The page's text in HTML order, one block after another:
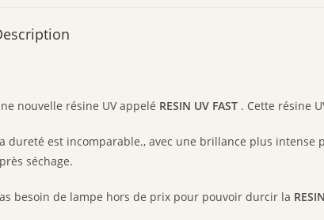
nouvelle résine UV appelé RESIN UV FAST . Cette résine
dureté est incomparable., avec une brillance plus intense
séchage.
besoin de lampe hors de prix pour pouvoir durcir la